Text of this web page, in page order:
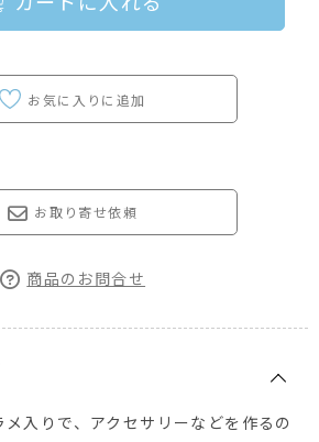
お取り寄せ依頼
商品のお問合せ
入りで、アクセサリーなどを作るの